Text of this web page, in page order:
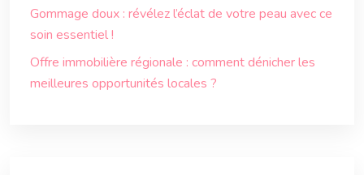
Gommage doux : révélez l’éclat de votre peau avec ce
soin essentiel !
Offre immobilière régionale : comment dénicher les
meilleures opportunités locales ?